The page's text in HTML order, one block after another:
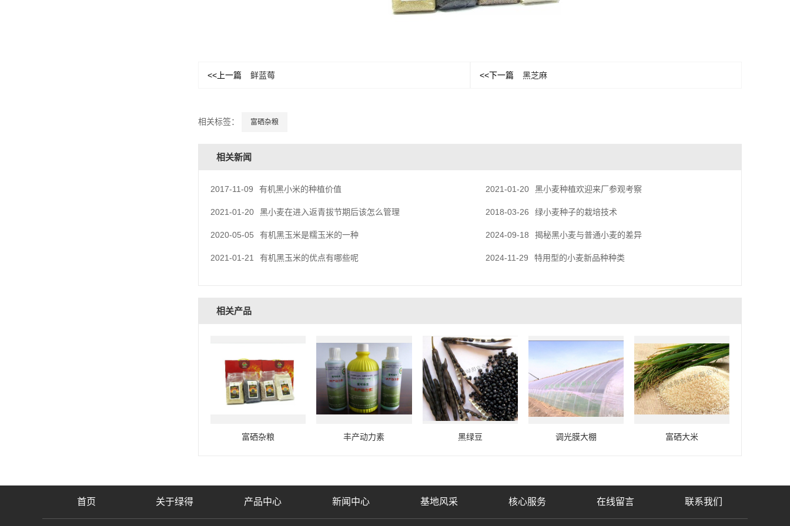
<<上一篇 鲜蓝莓 <<下一篇 黑芝麻
相关标签： 富硒杂粮
相关新闻
2017-11-09 有机黑小米的种植价值 2021-01-20 黑小麦种植欢迎来厂参观考察
2021-01-20 黑小麦在进入返青拔节期后该怎么管理 2018-03-26 绿小麦种子的栽培技术
2020-05-05 有机黑玉米是糯玉米的一种 2024-09-18 揭秘黑小麦与普通小麦的差异
2021-01-21 有机黑玉米的优点有哪些呢 2024-11-29 特用型的小麦新品种种类
相关产品
富硒杂粮 丰产动力素 黑绿豆 调光膜大棚 富硒大米
首页 关于绿得 产品中心 新闻中心 基地风采 核心服务 在线留言 联系我们